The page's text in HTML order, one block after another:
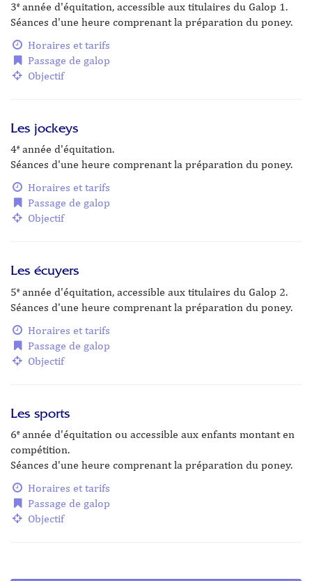
3e année d'équitation, accessible aux titulaires du Galop 1.
Séances d'une heure comprenant la préparation du poney.
Horaires et tarifs
Passage de galop
Objectif
Les jockeys
4e année d'équitation.
Séances d'une heure comprenant la préparation du poney.
Horaires et tarifs
Passage de galop
Objectif
Les écuyers
5e année d'équitation, accessible aux titulaires du Galop 2.
Séances d'une heure comprenant la préparation du poney.
Horaires et tarifs
Passage de galop
Objectif
Les sports
6e année d'équitation ou accessible aux enfants montant en
compétition.
Séances d'une heure comprenant la préparation du poney.
Horaires et tarifs
Passage de galop
Objectif